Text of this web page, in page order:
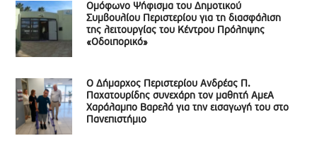
Ομόφωνο Ψήφισμα του Δημοτικού
Συμβουλίου Περιστερίου για τη διασφάλιση
της λειτουργίας του Κέντρου Πρόληψης
«Οδοιπορικό»
Ο Δήμαρχος Περιστερίου Ανδρέας Π.
Παχατουρίδης συνεχάρη τον μαθητή ΑμεΑ
Χαράλαμπο Βαρελά για την εισαγωγή του στο
Πανεπιστήμιο